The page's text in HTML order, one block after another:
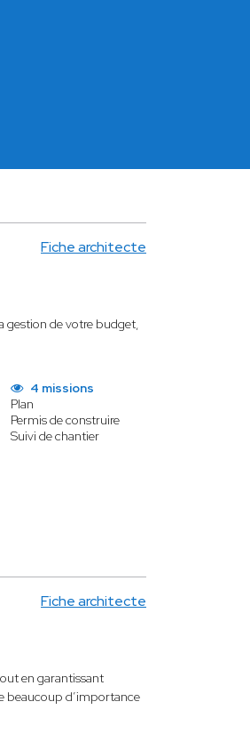
Fiche architecte
gestion de votre budget,
4 missions
Plan
Permis de construire
Suivi de chantier
Fiche architecte
en garantissant
beaucoup d’importance